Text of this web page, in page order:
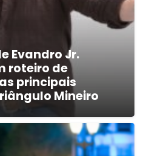
Evandro Jr.
roteiro de
principais
Mineiro